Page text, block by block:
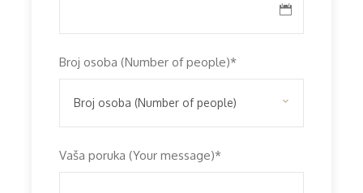
Broj osoba (Number of people)*
Vaša poruka (Your message)*